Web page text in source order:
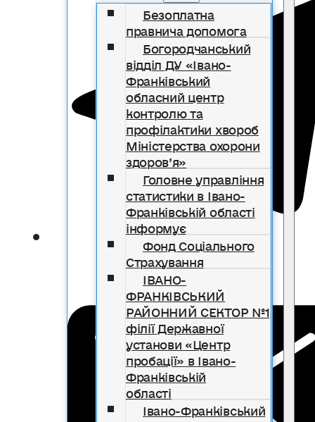
Безоплатна
правнича допомога
Богородчанський
відділ ДУ «Івано-
Франківський
обласний центр
контролю та
профілактики хвороб
Міністерства охорони
здоров’я»
Головне управління
статистики в Івано-
Франківській області
інформує
Фонд Соціального
Страхування
ІВАНО-
ФРАНКІВСЬКИЙ
РАЙОННИЙ СЕКТОР №1
філії Державної
установи «Центр
пробації» в Івано-
Франківській
області
Івано-Франківський